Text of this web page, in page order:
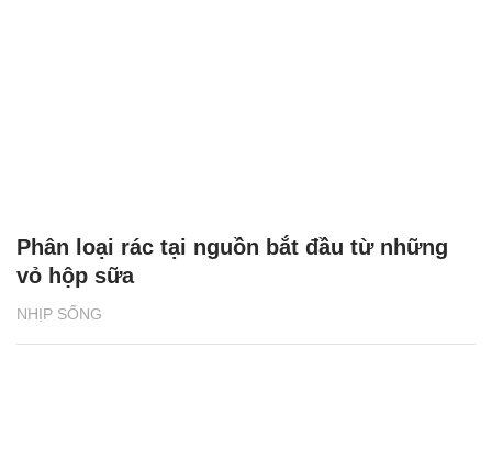
NHỊP SỐNG
Phân loại rác tại nguồn bắt đầu từ những
vỏ hộp sữa